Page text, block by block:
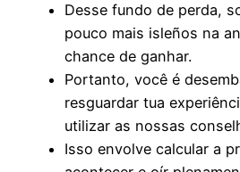
Desse fundo de perda,
pouco mais isleños na
chance de ganhar.
Portanto, você é
resguardar tua
utilizar as nossas
Isso envolve calcular a